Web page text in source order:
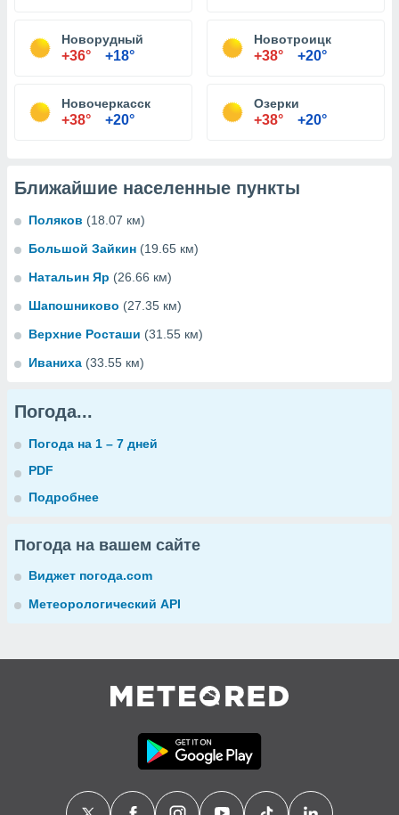
Новорудный
+36° +18°
Новотроицк
+38° +20°
Новочеркасск
+38° +20°
Озерки
+38° +20°
Ближайшие населенные пункты
Поляков (18.07 км)
Большой Зайкин (19.65 км)
Натальин Яр (26.66 км)
Шапошниково (27.35 км)
Верхние Росташи (31.55 км)
Иваниха (33.55 км)
Погода...
Погода на 1 – 7 дней
PDF
Подробнее
Погода на вашем сайте
Виджет погода.com
Метеорологический API